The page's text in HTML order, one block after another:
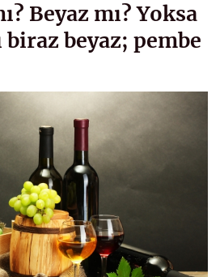
Beyaz mı? Yoksa
biraz beyaz; pembe